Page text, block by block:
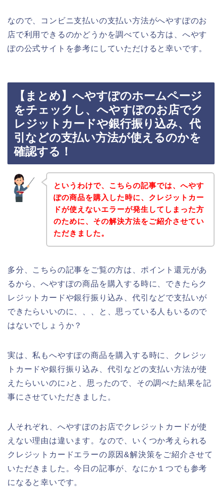
なので、コンビニ支払いの支払い方法がへやすぽのお
店で利用できるのかどうかを調べている方は、へやす
ぽの公式サイトを参考にしていただけると幸いです。
【まとめ】へやすぽのホームページ
をチェックし、へやすぽのお店でク
レジットカードや銀行振り込み、代
引などの支払い方法が使えるのかを
確認する！
というわけで、こちらの記事では、へやす
ぽの商品を購入した時に、クレジットカー
ドが使えないエラーが発生してしまった方
のために、その解決方法をご紹介させてい
ただきました。
多分、こちらの記事をご覧の方は、ポイント還元があ
るから、へやすぽの商品を購入する時に、できたらク
レジットカードや銀行振り込み、代引などで支払いが
できたらいいのに、、、と、思っている人もいるので
はないでしょうか？
実は、私もへやすぽの商品を購入する時に、クレジッ
トカードや銀行振り込み、代引などの支払い方法が使
えたらいいのに♪と、思ったので、その調べた結果を記
事にさせていただきました。
人それぞれ、へやすぽのお店でクレジットカードが使
えない理由は違います。なので、いくつか考えられる
クレジットカードエラーの原因&解決策をご紹介させて
いただきました。今日の記事が、なにか１つでも参考
になると幸いです。